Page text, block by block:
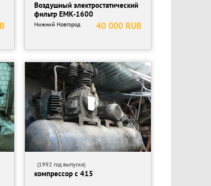
Воздушный электростатический
фильтр ЕМК-1600
40 000 RUB
Нижний Новгород
(1992 год выпуска)
компрессор с 415